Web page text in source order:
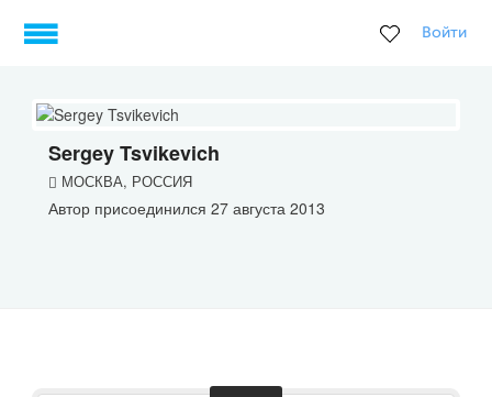
Войти
Sergey Tsvikevich
МОСКВА, РОССИЯ
Автор присоединился 27 августа 2013